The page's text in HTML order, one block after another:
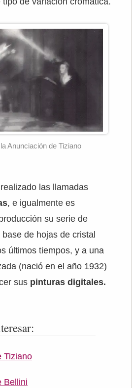
Anunciación de Tiziano
las llamadas
, e igualmente es
su serie de
de hojas de cristal
últimos tiempos, y a una
(nació en el año 1932)
sus pinturas digitales.
Tiziano
Bellini